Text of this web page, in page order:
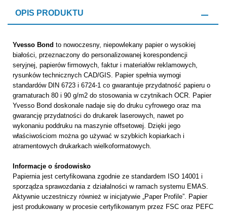
OPIS PRODUKTU
Yvesso Bond to nowoczesny, niepowlekany papier o wysokiej
białości, przeznaczony do personalizowanej korespondencji
seryjnej, papierów firmowych, faktur i materiałów reklamowych,
rysunków technicznych CAD/GIS. Papier spełnia wymogi
standardów DIN 6723 i 6724-1 co gwarantuje przydatność papieru o
gramaturach 80 i 90 g/m2 do stosowania w czytnikach OCR. Papier
Yvesso Bond doskonale nadaje się do druku cyfrowego oraz ma
gwarancję przydatności do drukarek laserowych, nawet po
wykonaniu poddruku na maszynie offsetowej. Dzięki jego
właściwościom można go używać w szybkich kopiarkach i
atramentowych drukarkach wielkoformatowych.
Informacje o środowisko
Papiernia jest certyfikowana zgodnie ze standardem ISO 14001 i
sporządza sprawozdania z działalności w ramach systemu EMAS.
Aktywnie uczestniczy również w inicjatywie „Paper Profile”. Papier
jest produkowany w procesie certyfikowanym przez FSC oraz PEFC